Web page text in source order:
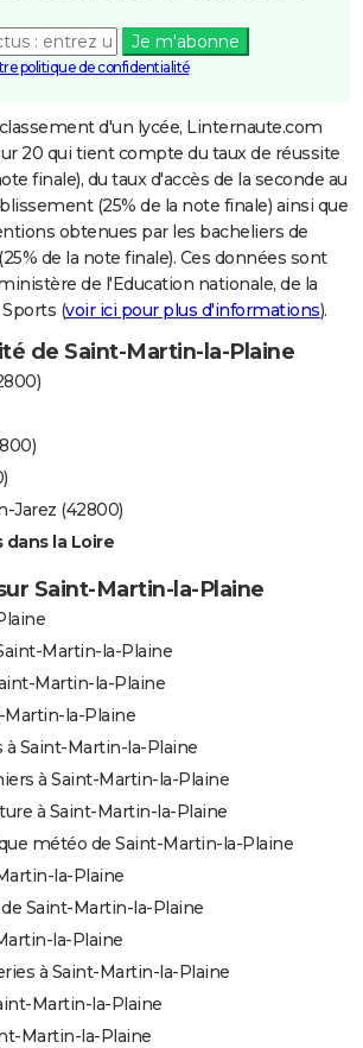
Je m'abonne
politique de confidentialité
d'un lycée, Linternaute.com
20 qui tient compte du taux de réussite
finale), du taux d'accès de la seconde au
(25% de la note finale) ainsi que
obtenues par les bacheliers de
de la note finale). Ces données sont
de l'Education nationale, de la
(voir ici pour plus d'informations).
de Saint-Martin-la-Plaine
Jarez (42800)
dans la Loire
Saint-Martin-la-Plaine
Martin-la-Plaine
Martin-la-Plaine
Martin-la-Plaine
à Saint-Martin-la-Plaine
à Saint-Martin-la-Plaine
à Saint-Martin-la-Plaine
météo de Saint-Martin-la-Plaine
la-Plaine
Saint-Martin-la-Plaine
la-Plaine
à Saint-Martin-la-Plaine
Martin-la-Plaine
Martin-la-Plaine